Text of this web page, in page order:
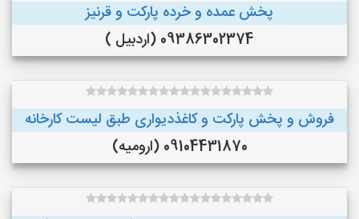
پخش عمده و خرده پارکت و قرنیز
09386302374 (اردبیل )
فروش و پخش پارکت و کاغذدیواری طبق لیست کارخانه
09104431870 (ارومیه)